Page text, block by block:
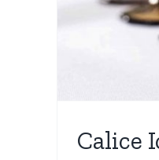
Calice